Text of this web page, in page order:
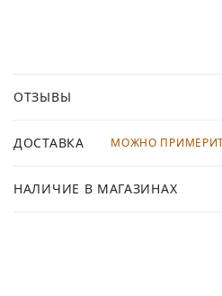
ОТЗЫВЫ
ДОСТАВКА МОЖНО
НАЛИЧИЕ В МАГАЗИНАХ